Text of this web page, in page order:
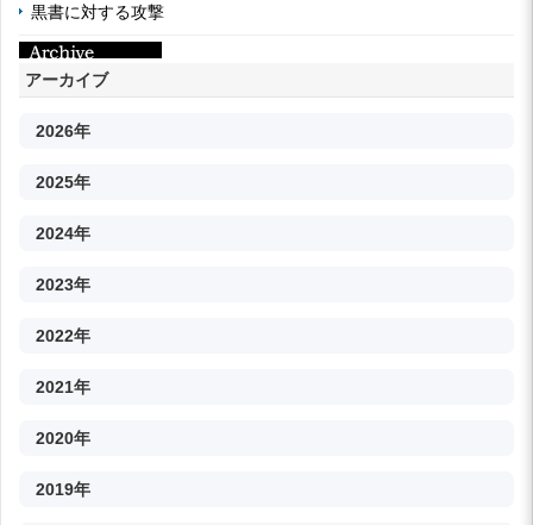
黒書に対する攻撃
アーカイブ
2026年
2025年
2024年
2023年
2022年
2021年
2020年
2019年